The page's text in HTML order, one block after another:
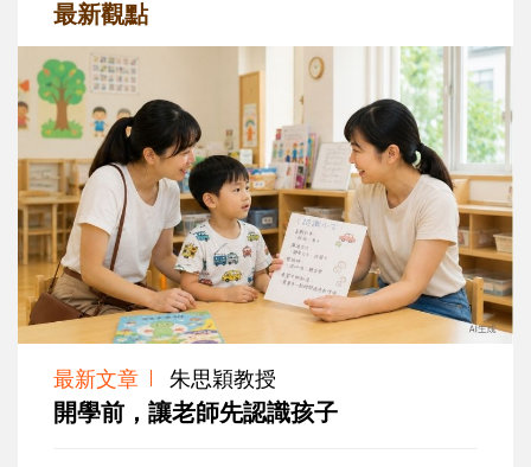
最新觀點
最新文章 朱思穎教授
開學前，讓老師先認識孩子